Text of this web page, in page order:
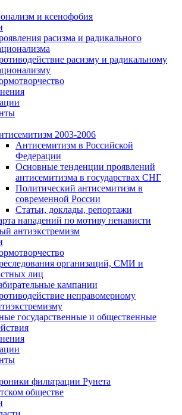
и ксенофобия
расизма и радикального
расизму и радикальному
2003-2006
Антисемитизм в Российской
Федерации
Основные тенденции проявлений
антисемитизма в государствах СНГ
Политический антисемитизм в
современной России
Статьи, доклады, репортажи
нападений по мотиву ненависти
антиэкстремизм
организаций, СМИ и
лиц
кампании
неправомерному
государственные и общественные
фильтрации Рунета
обществе